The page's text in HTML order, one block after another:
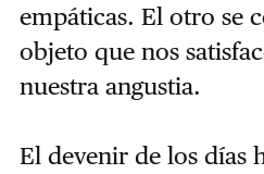
empáticas. El otro se
objeto que nos
nuestra angustia.
El devenir de los días